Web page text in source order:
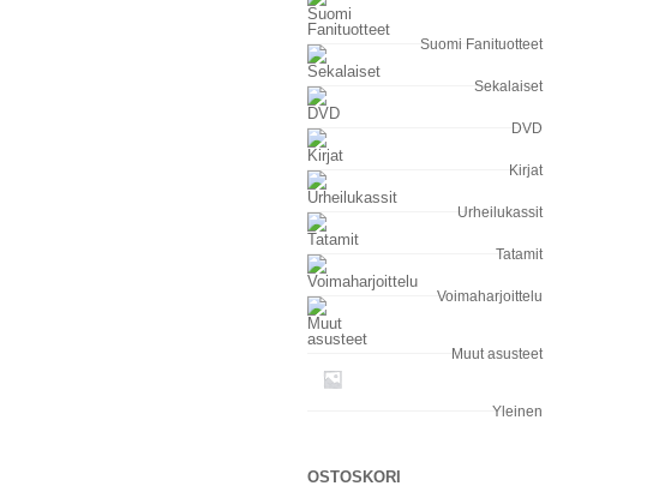
Suomi Fanituotteet
Sekalaiset
DVD
Kirjat
Urheilukassit
Tatamit
Voimaharjoittelu
Muut asusteet
Yleinen
OSTOSKORI